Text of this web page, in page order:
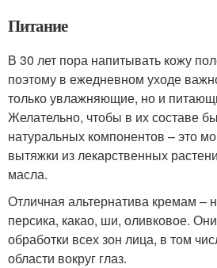
Питание
В 30 лет пора напитывать кожу
поэтому в ежедневном уходе
только увлажняющие, но и
Желательно, чтобы в их составе
натуральных компонентов – это
вытяжки из лекарственных
масла.
Отличная альтернатива кремам –
персика, какао, ши, оливковое.
обработки всех зон лица, в том
области вокруг глаз.